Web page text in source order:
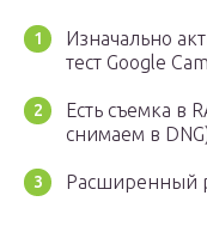
Изначально
тест Google
Есть съемка в
снимаем в
Расширенный